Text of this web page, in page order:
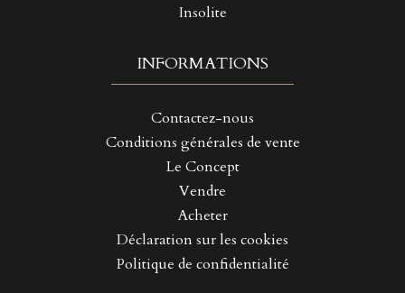
Insolite
INFORMATIONS
Contactez-nous
Conditions générales de vente
Le Concept
Vendre
Acheter
Déclaration sur les cookies
Politique de confidentialité